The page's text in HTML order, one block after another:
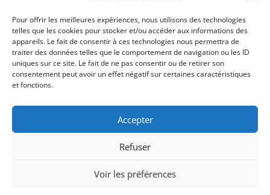
Pour offrir les meilleures expériences, nous utilisons des technologies
telles que les cookies pour stocker et/ou accéder aux informations des
appareils. Le fait de consentir à ces technologies nous permettra de
traiter des données telles que le comportement de navigation ou les ID
uniques sur ce site. Le fait de ne pas consentir ou de retirer son
consentement peut avoir un effet négatif sur certaines caractéristiques
et fonctions.
Accepter
Refuser
Voir les préférences
données personnelles.
Envoyer
© 2026 M Development–Mentions légales